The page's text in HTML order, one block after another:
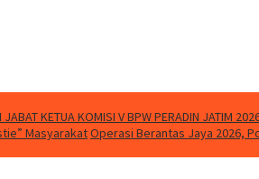
JABAT KETUA KOMISI V BPW PERADIN JATIM
MasyarakatOperasi Berantas Jaya 2026,